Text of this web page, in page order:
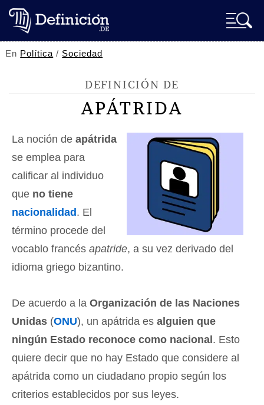
En Política / Sociedad
DEFINICIÓN DE
APÁTRIDA
La noción de apátrida
se emplea para
calificar al individuo
que no tiene
nacionalidad . El
término procede del
vocablo francés apatride, a su vez derivado del
idioma griego bizantino.
De acuerdo a la Organización de las Naciones
Unidas (ONU), un apátrida es alguien que
ningún Estado reconoce como nacional . Esto
quiere decir que no hay Estado que considere al
apátrida como un ciudadano propio según los
criterios establecidos por sus leyes.